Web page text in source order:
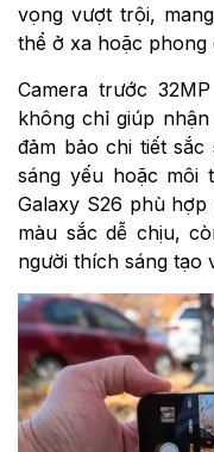
vọng vượt trội,
thể ở xa hoặc phong
Camera trước
không chỉ giúp
đảm bảo chi tiết
sáng yếu hoặc môi
Galaxy S26 phù
màu sắc dễ chịu,
người thích sáng tạo